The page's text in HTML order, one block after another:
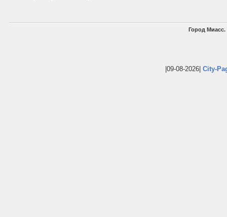
Город Миасс.
|09-08-2026| City-